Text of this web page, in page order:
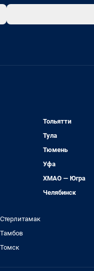
Тольятти
Тула
Тюмень
Уфа
ХМАО — Югра
Челябинск
Стерлитамак
Тамбов
Томск